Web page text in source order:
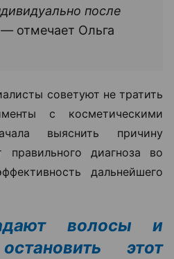
после
— отмечает Ольга
советуют не тратить
с косметическими
выяснить причину
диагноза во
дальнейшего
волосы и
этот